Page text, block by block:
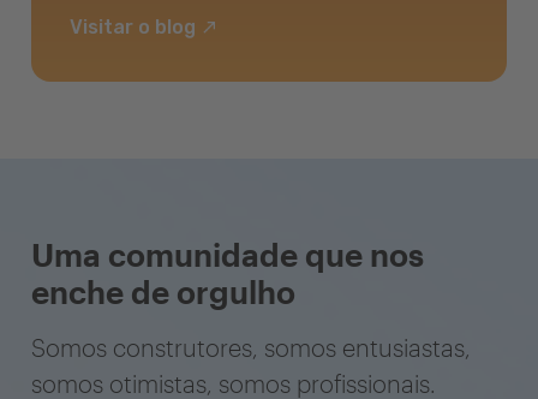
Visitar o blog
Uma comunidade que nos
enche de orgulho
Somos construtores, somos entusiastas,
somos otimistas, somos profissionais.